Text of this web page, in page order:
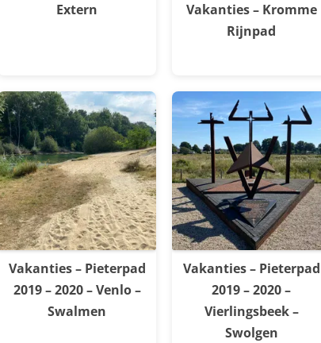
Extern
Vakanties – Kromme
Rijnpad
Vakanties – Pieterpad
2019 – 2020 – Venlo –
Swalmen
Vakanties – Pieterpad
2019 – 2020 –
Vierlingsbeek –
Swolgen